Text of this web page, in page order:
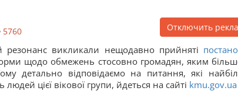
5760 Отключить
резонанс викликали нещодавно прийняті
щодо обмежень стосовно громадян, яким
детально відповідаємо на питання, які
людей цієї вікової групи, йдеться на сайті kmu.gov.ua